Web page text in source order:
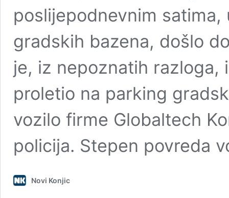
poslijepodnevnim
gradskih bazena, došlo
je, iz nepoznatih razloga,
proletio na parking
vozilo firme Globaltech
policija. Stepen povreda
Novi Konjic